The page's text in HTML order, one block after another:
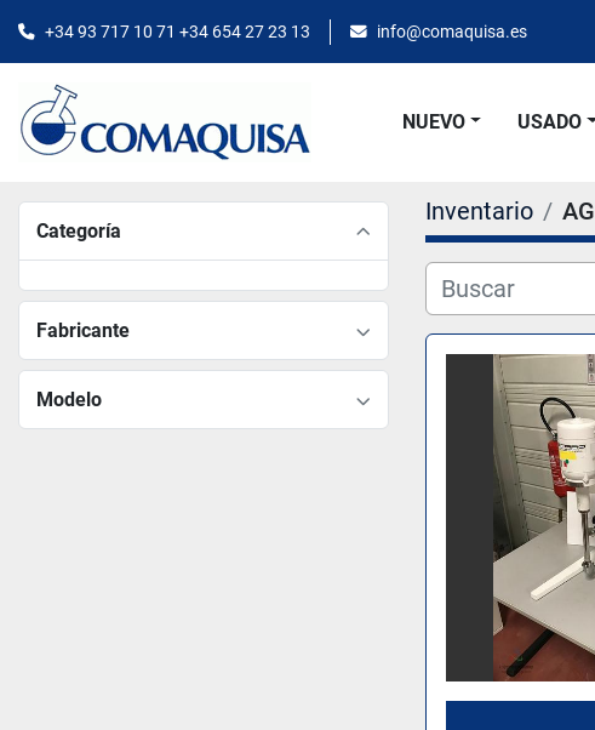
+34 93 717 10 71 +34 654 27 23 13 info@comaquisa.es
NUEVO USADO
Categoría
Fabricante
Modelo
Inventario